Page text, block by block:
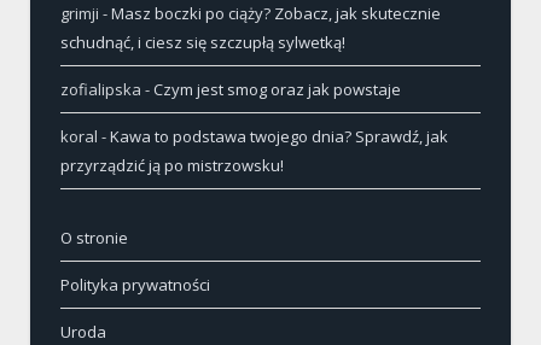
grimji -Masz boczki po ciąży? Zobacz, jak skutecznie
schudnąć, i ciesz się szczupłą sylwetką!
zofialipska -Czym jest smog oraz jak powstaje
koral -Kawa to podstawa twojego dnia? Sprawdź, jak
przyrządzić ją po mistrzowsku!
O stronie
Polityka prywatności
Uroda